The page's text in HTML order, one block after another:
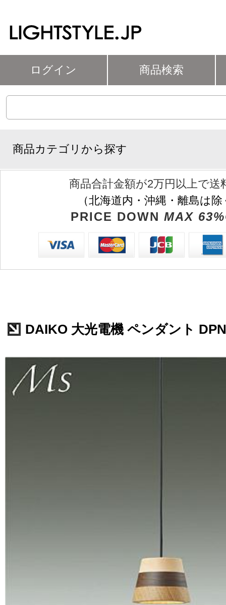
ログイン 商品検索
商品カテゴリから探す
商品合計金額が2万円以上で送
（北海道内・沖縄・離島は
PRICE DOWN MAX
DAIKO 大光電機 ペンダント